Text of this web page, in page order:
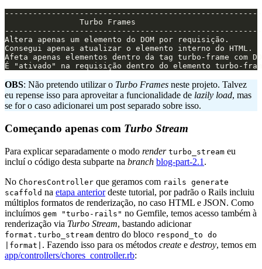
Turbo Frames
Altera apenas um elemento do DOM por requisição.
Consegui apenas atualizar o elemento interno do
Afeta apenas elementos dentro da tag turbo-frame com
OBS: Não pretendo utilizar o Turbo Frames neste projeto. Talvez
eu repense isso para aproveitar a funcionalidade de lazily load, mas
se for o caso adicionarei um post separado sobre isso.
Começando apenas com Turbo Stream
Para explicar separadamente o modo render turbo_stream eu
incluí o código desta subparte na branch blog-part-2.1 .
No ChoresController que geramos com rails generate
scaffold na etapa anteriordeste tutorial, por padrão o Rails incluiu
múltiplos formatos de renderização, no caso HTML e JSON. Como
incluímos gem "turbo-rails" no Gemfile, temos acesso também à
renderização via Turbo Stream, bastando adicionar
format.turbo_stream dentro do bloco respond_to do
|format| . Fazendo isso para os métodos create e destroy, temos em
app/controllers/chores_controller.rb: